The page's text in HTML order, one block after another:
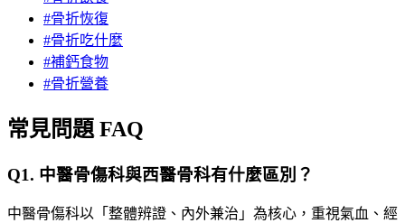
#骨折恢復
#骨折吃什麼
#補鈣食物
#骨折營養
常見問題 FAQ
Q1. 中醫骨傷科與西醫骨科有什麼區別？
中醫骨傷科以「整體辨證、內外兼治」為核心，重視氣血、經